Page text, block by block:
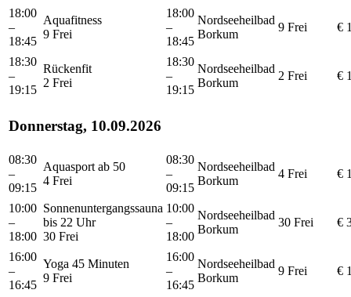
18:00
–
18:45
Aquafitness
9 Frei
18:00
–
18:45
Nordseeheilbad
Borkum
9 Frei €
18:30
–
19:15
Rückenfit
2 Frei
18:30
–
19:15
Nordseeheilbad
Borkum
2 Frei €
Donnerstag, 10.09.2026
08:30
–
09:15
Aquasport ab 50
4 Frei
08:30
–
09:15
Nordseeheilbad
Borkum
4 Frei €
10:00
–
18:00
Sonnenuntergangssauna
bis 22 Uhr
30 Frei
10:00
–
18:00
Nordseeheilbad
Borkum
30 Frei €
16:00
–
16:45
Yoga 45 Minuten
9 Frei
16:00
–
16:45
Nordseeheilbad
Borkum
9 Frei €